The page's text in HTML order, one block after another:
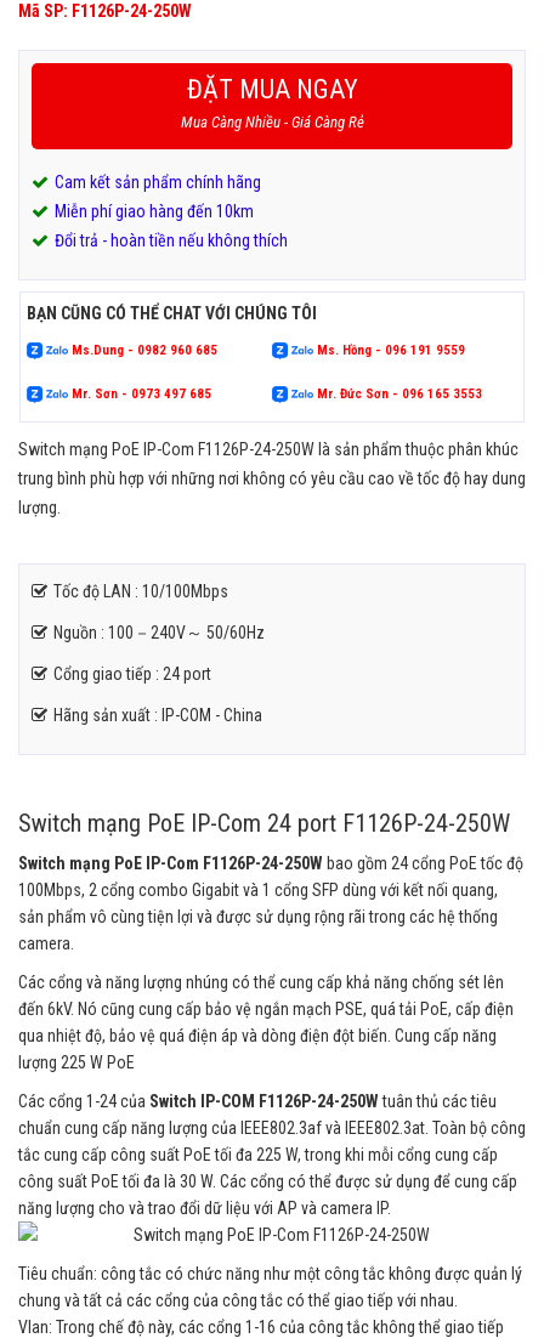
Mã SP: F1126P-24-250W
ĐẶT MUA NGAY
Mua Càng Nhiều - Giá Càng Rẻ
Cam kết sản phẩm chính hãng
Miễn phí giao hàng đến 10km
Đổi trả - hoàn tiền nếu không thích
BẠN CŨNG CÓ THỂ CHAT VỚI CHÚNG TÔI
Ms.Dung - 0982 960 685 Ms. Hồng - 096 191 9559
Mr. Sơn - 0973 497 685 Mr. Đức Sơn - 096 165 3553
Switch mạng PoE IP-Com F1126P-24-250W là sản phẩm thuộc phân khúc
trung bình phù hợp với những nơi không có yêu cầu cao về tốc độ hay dung
lượng.
Tốc độ LAN : 10/100Mbps
Nguồn : 100－240V～ 50/60Hz
Cổng giao tiếp : 24 port
Hãng sản xuất : IP-COM - China
Switch mạng PoE IP-Com 24 port F1126P-24-250W
Switch mạng PoE IP-Com F1126P-24-250W bao gồm 24 cổng PoE tốc độ
100Mbps, 2 cổng combo Gigabit và 1 cổng SFP dùng với kết nối quang,
sản phẩm vô cùng tiện lợi và được sử dụng rộng rãi trong các hệ thống
camera.
Các cổng và năng lượng nhúng có thể cung cấp khả năng chống sét lên
đến 6kV. Nó cũng cung cấp bảo vệ ngắn mạch PSE, quá tải PoE, cấp điện
qua nhiệt độ, bảo vệ quá điện áp và dòng điện đột biến. Cung cấp năng
lượng 225 W PoE
Các cổng 1-24 của Switch IP-COM F1126P-24-250Wtuân thủ các tiêu
chuẩn cung cấp năng lượng của IEEE802.3af và IEEE802.3at. Toàn bộ công
tắc cung cấp công suất PoE tối đa 225 W, trong khi mỗi cổng cung cấp
công suất PoE tối đa là 30 W. Các cổng có thể được sử dụng để cung cấp
năng lượng cho và trao đổi dữ liệu với AP và camera IP.
Tiêu chuẩn: công tắc có chức năng như một công tắc không được quản lý
chung và tất cả các cổng của công tắc có thể giao tiếp với nhau.
Vlan: Trong chế độ này, các cổng 1-16 của công tắc không thể giao tiếp